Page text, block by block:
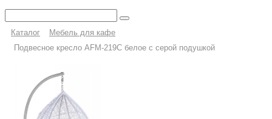
Каталог
Мебель для кафе
Подвесное кресло AFM-219C белое с серой подушкой